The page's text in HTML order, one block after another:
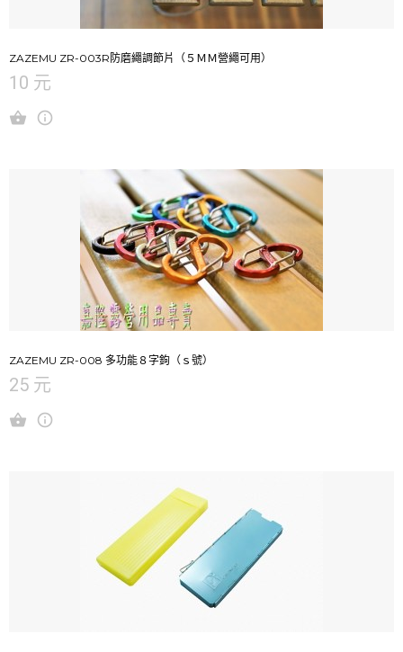
ZAZEMU ZR-003R防磨繩調節片（５ＭＭ營繩可用）
10 元
ZAZEMU ZR-008 多功能８字鉤（ｓ號）
25 元